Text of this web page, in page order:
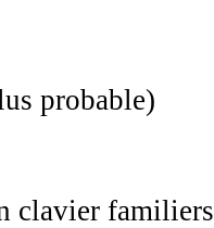
probable)
clavier